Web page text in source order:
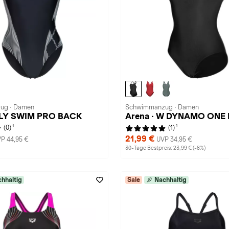
· Damen
SWIM PRO BACK
(0) 1
44,95 €
Schwimmanzug · Damen
Arena · W DYNAMO ONE
(1) 1
21,99 € UVP 34,95 €
30-Tage Bestpreis: 23,99 € (-8%)
Sale Nachhaltig